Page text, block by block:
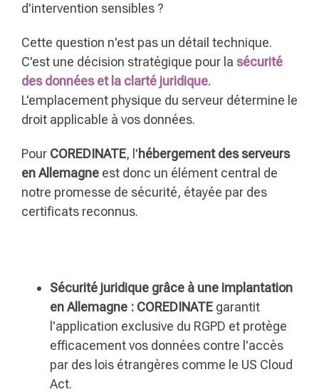
d'intervention sensibles ?
Cette question n'est pas un détail technique.
C'est une décision stratégique pour la sécurité
des données et la clarté juridique.
L'emplacement physique du serveur détermine le
droit applicable à vos données.
Pour COREDINATE, l'hébergement des serveurs
en Allemagne est donc un élément central de
notre promesse de sécurité, étayée par des
certificats reconnus.
Sécurité juridique grâce à une implantation
en Allemagne : COREDINATE garantit
l'application exclusive du RGPD et protège
efficacement vos données contre l'accès
par des lois étrangères comme le US Cloud
Act.